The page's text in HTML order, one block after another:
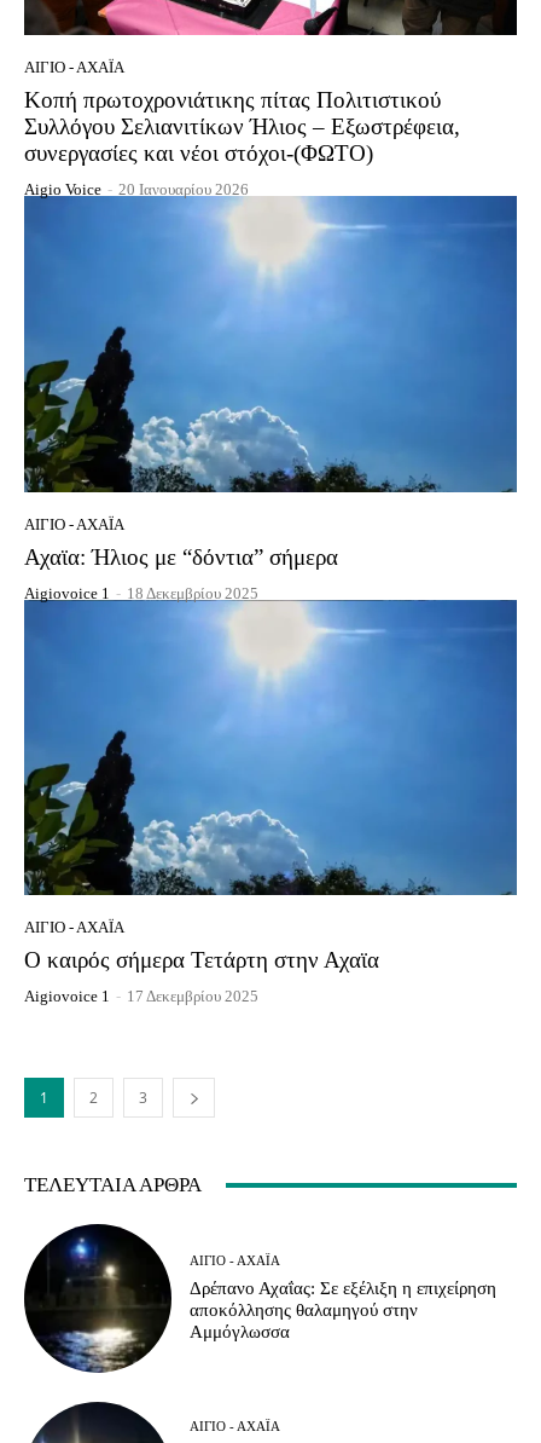
ΑΊΓΙΟ - ΑΧΑΪ́Α
Κοπή πρωτοχρονιάτικης πίτας Πολιτιστικού
Συλλόγου Σελιανιτίκων Ήλιος – Εξωστρέφεια,
συνεργασίες και νέοι στόχοι-(ΦΩΤΟ)
Aigio Voice - 20 Ιανουαρίου 2026
ΑΊΓΙΟ - ΑΧΑΪ́Α
Αχαϊα: Ήλιος με “δόντια” σήμερα
Aigiovoice 1 - 18 Δεκεμβρίου 2025
ΑΊΓΙΟ - ΑΧΑΪ́Α
Ο καιρός σήμερα Τετάρτη στην Αχαϊα
Aigiovoice 1 - 17 Δεκεμβρίου 2025
1 2 3
ΤΕΛΕΥΤΑΊΑ ΆΡΘΡΑ
ΑΊΓΙΟ - ΑΧΑΪ́Α
Δρέπανο Αχαΐας: Σε εξέλιξη η επιχείρηση
αποκόλλησης θαλαμηγού στην
Αμμόγλωσσα
ΑΊΓΙΟ - ΑΧΑΪ́Α